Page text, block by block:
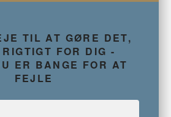
TIL AT GØRE DET,
FOR DIG -
ER BANGE FOR AT
FEJLE